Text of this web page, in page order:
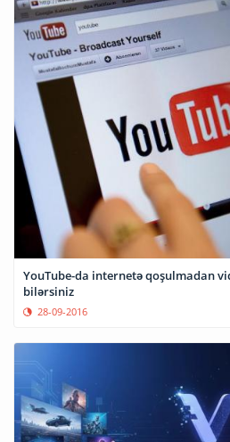
YouTube-da internetə qoşulmadan
bilərsiniz
28-09-2016